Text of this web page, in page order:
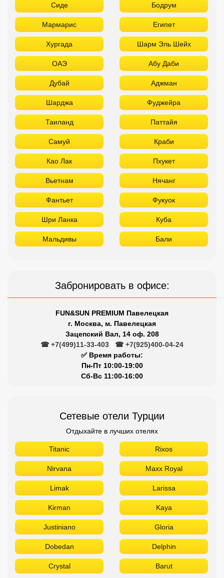
Сиде Бодрум
Мармарис Египет
Хургада Шарм Эль Шейх
ОАЭ Абу Даби
Дубай Аджман
Шарджа Фуджейра
Таиланд Паттайя
Самуй Краби
Као Лак Пхукет
Вьетнам Нячанг
Фантьет Фукуок
Шри Ланка Куба
Мальдивы Бали
Забронировать в офисе:
FUN&SUN PREMIUM Павелецкая
г. Москва, м. Павелецкая
Зацепский Вал, 14 оф. 208
☎ +7(499)11-33-403
☎ +7(925)400-04-24
✅ Время работы:
Пн-Пт 10:00-19:00
Сб-Вс 11:00-16:00
Сетевые отели Турции
Отдыхайте в лучших отелях
Titanic Rixos
Nirvana Maxx Royal
Limak Larissa
Kirman Kaya
Justiniano Gloria
Dobedan Delphin
Crystal Barut